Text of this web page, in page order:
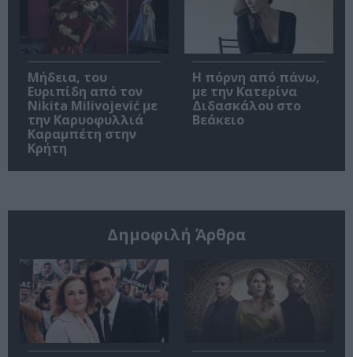
Μήδεια, του
Ευριπίδη από τον
Nikita Milivojević με
την Καρυοφυλλιά
Καραμπέτη στην
Κρήτη
Η πόρνη από πάνω,
με την Κατερίνα
Διδασκάλου στο
Βεάκειο
Δημοφιλή Άρθρα